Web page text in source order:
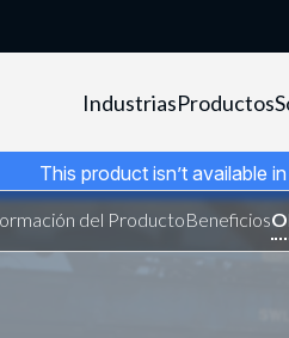
IndustriasProductos
This product isn’t available